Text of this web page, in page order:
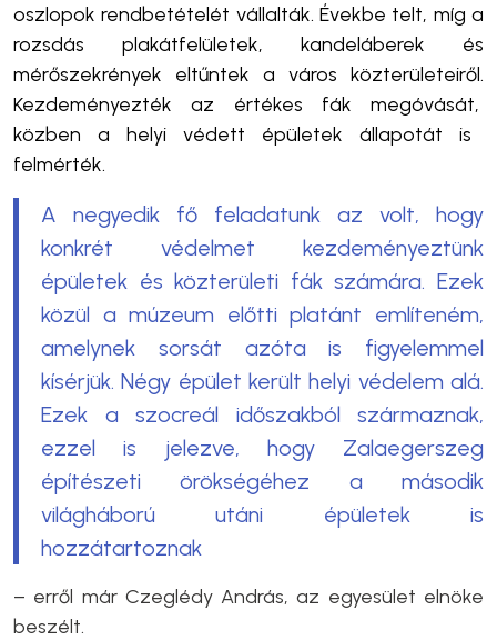
oszlopok rendbetételét vállalták. Évekbe telt, míg a
rozsdás plakátfelületek, kandeláberek és
mérőszekrények eltűntek a város közterületeiről.
Kezdeményezték az értékes fák megóvását,
közben a helyi védett épületek állapotát is
felmérték.
A negyedik fő feladatunk az volt, hogy
konkrét védelmet kezdeményeztünk
épületek és közterületi fák számára. Ezek
közül a múzeum előtti platánt említeném,
amelynek sorsát azóta is figyelemmel
kísérjük. Négy épület került helyi védelem alá.
Ezek a szocreál időszakból származnak,
ezzel is jelezve, hogy Zalaegerszeg
építészeti örökségéhez a második
világháború utáni épületek is
hozzátartoznak
– erről már Czeglédy András, az egyesület elnöke
beszélt.